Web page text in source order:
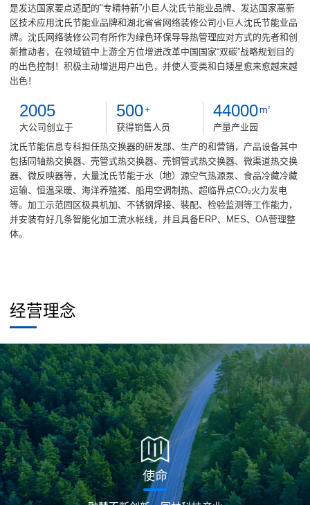
是发达国家要点适配的"专精特新”小巨人沈氏节能业品牌、发达国家高新
区技术应用沈氏节能业品牌和湖北省省网络装修公司小巨人沈氏节能业品
牌。沈氏网络装修公司有所作为绿色环保导导热管理应对方式的先者和创
新推动者，在领域链中上游全方位增进改革中国国家“双碳”战略规划目的
的出色控制！积极主动增进用户出色，并使人变类和白矮星愈来愈越来越
出色！
2005
大公司创立于
500+
获得销售人员
44000 m2
产量产业园
沈氏节能信息专科担任热交换器的研发部、生产的和营销，产品设备其中
包括同轴热交换器、壳管式热交换器、壳铜管式热交换器、微渠道热交换
器、微反映器等，大量沈氏节能于水（地）源空气热源泵、食品冷藏冷藏
运输、恒温采暖、海洋养殖猪、船用空调制热、超临界点CO₂火力发电
等。加工示范园区极具机加、不锈钢焊接、裝配、检验监测等工作能力，
并安装有好几条智能化加工流水帐线，并且具备ERP、MES、OA菅理整
体。
经营理念
使命